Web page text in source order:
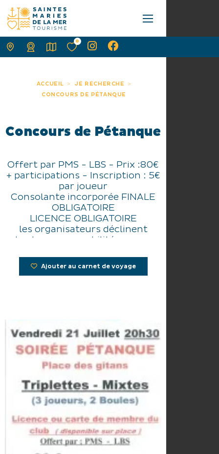
ACCUEIL
JE RECHERCHE
CONCOURS DE PÉTANQUE
Concours de Pétanque
Offert par PMS - LBS - Prix :80€
+ participations - Inscription : 5€
par joueur
Consolante incorporée FINALE
OBLIGATOIRE
LICENCE OBLIGATOIRE
les organisateurs déclinent
toutes responsabilités en cas
Ajouter au carnet de voyage
0